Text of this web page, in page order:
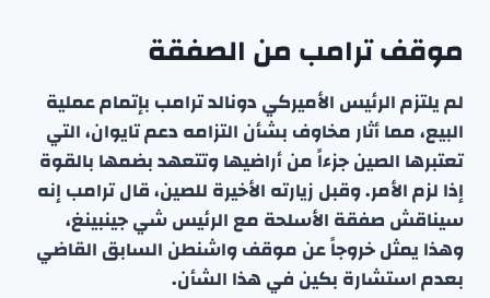
موقف ترامب من الصفقة
لم يلتزم الرئيس الأميركي دونالد ترامب بإتمام عملية
البيع، مما أثار مخاوف بشأن التزامه دعم تايوان، التي
تعتبرها الصين جزءاً من أراضيها وتتعهد بضمها بالقوة
إذا لزم الأمر. وقبل زيارته الأخيرة للصين، قال ترامب إنه
سيناقش صفقة الأسلحة مع الرئيس شي جينبينغ،
وهذا يمثل خروجاً عن موقف واشنطن السابق القاضي
بعدم استشارة بكين في هذا الشأن.